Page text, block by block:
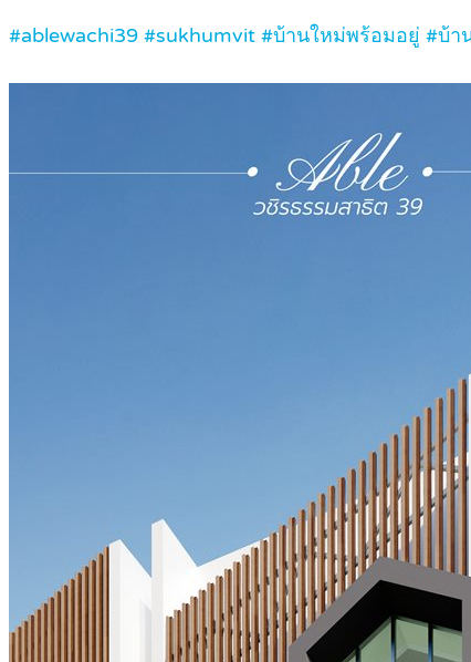
#ablewachi39 #sukhumvit #บ้านใหม่พร้อมอยู่ #บ้